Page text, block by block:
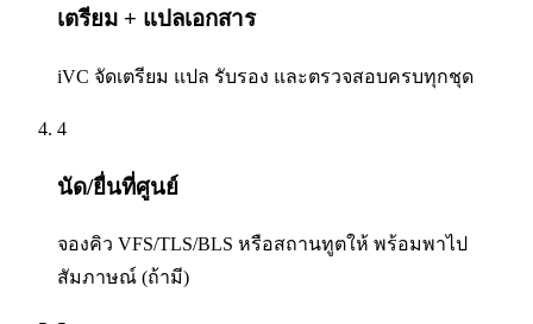
เตรียม + แปลเอกสาร
iVC จัดเตรียม แปล รับรอง และตรวจสอบครบทุกชุด
4
นัด/ยื่นที่ศูนย์
จองคิว VFS/TLS/BLS หรือสถานทูตให้ พร้อมพาไป
สัมภาษณ์ (ถ้ามี)